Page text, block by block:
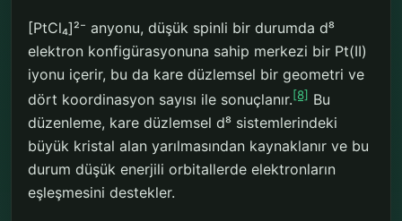
[PtCl₄]²⁻ anyonu, düşük spinli bir durumda d⁸
elektron konfigürasyonuna sahip merkezi bir Pt(II)
iyonu içerir, bu da kare düzlemsel bir geometri ve
dört koordinasyon sayısı ile sonuçlanır.[8] Bu
düzenleme, kare düzlemsel d⁸ sistemlerindeki
büyük kristal alan yarılmasından kaynaklanır ve bu
durum düşük enerjili orbitallerde elektronların
eşleşmesini destekler.